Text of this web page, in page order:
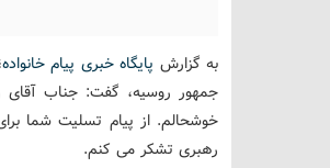
به گزارش پایگاه خبری پیام خانواده
خوشحالم. از پیام تسلیت شما
رهبری تشکر می کنم.